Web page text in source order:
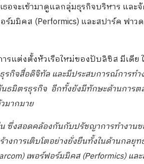
จะเข้ามาดูแลกลุ่มธุรกิจบริหาร และ
มมิคส (Performics) และสปาร์ค ฟาว
รแต่งตั้งหัวเรือใหม่ของปับลิซิส มีเดีย
กิจสื่อดิจิทัล และมีประสบการณ์การทำ
นธมิตรธุรกิจ อีกทั้งยังมีทักษะด้านการต
มากมาย
ซึ่งสอดคล้องกันกับปรัชญาการทำงาน
งการเติบโตอย่างยั่งยืนทั้งในด้านกลยุท
เพอร์ฟอร์มมิคส (Performics)แล